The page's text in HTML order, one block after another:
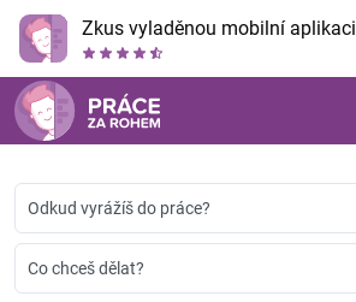
Zkus vyladěnou mobilní aplikaci
Odkud vyrážíš do práce?
Co chceš dělat?